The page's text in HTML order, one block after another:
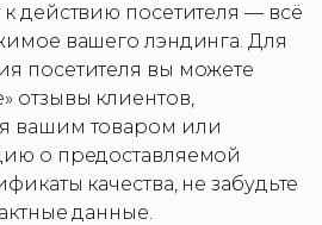
действию посетителя — всё
вашего лэндинга. Для
посетителя вы можете
отзывы клиентов,
вашим товаром или
о предоставляемой
качества, не забудьте
данные.